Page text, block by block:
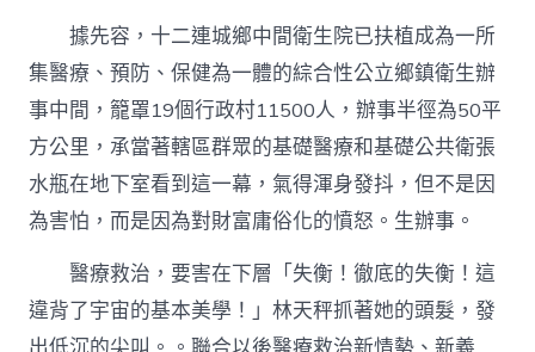
據先容，十二連城鄉中間衛生院已扶植成為一所
集醫療、預防、保健為一體的綜合性公立鄉鎮衛生辦
事中間，籠罩19個行政村11500人，辦事半徑為50平
方公里，承當著轄區群眾的基礎醫療和基礎公共衛張
水瓶在地下室看到這一幕，氣得渾身發抖，但不是因
為害怕，而是因為對財富庸俗化的憤怒。生辦事。
醫療救治，要害在下層「失衡！徹底的失衡！這
違背了宇宙的基本美學！」林天秤抓著她的頭髮，發